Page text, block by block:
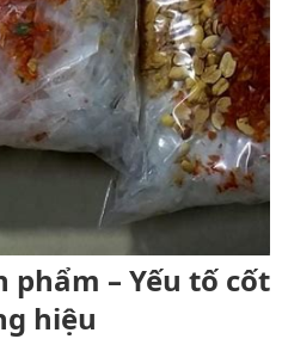
phẩm – Yếu tố cốt
hiệu